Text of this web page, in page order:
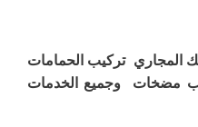
تركيب الحمامات
مضخات وجميع الخدمات